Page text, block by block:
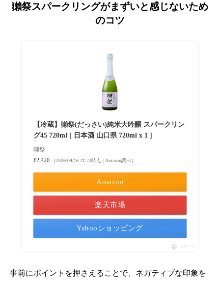
獺祭スパークリングがまずいと感じないため
のコツ
【冷蔵】獺祭(だっさい)純米大吟醸 スパークリン
グ45 720ml [ 日本酒 山口県 720ml x 1 ]
獺祭
¥2,420
（2026/04/16 21:22時点 | Amazon調べ）
Amazon
楽天市場
Yahooショッピング
ポチップ
事前にポイントを押さえることで、ネガティブな印象を